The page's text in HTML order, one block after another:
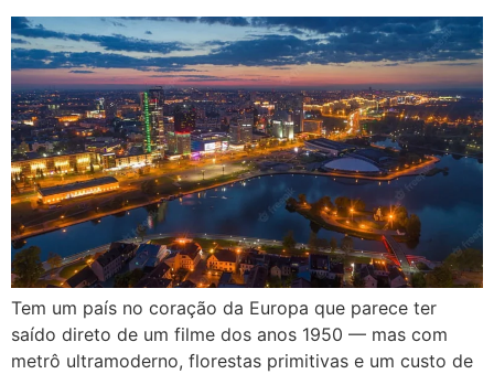
Tem um país no coração da Europa que parece ter
saído direto de um filme dos anos 1950 — mas com
metrô ultramoderno, florestas primitivas e um custo de